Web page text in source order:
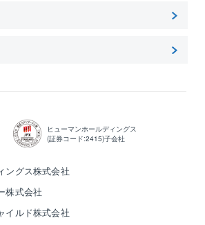
ヒューマンホールディングス
(証券コード:2415)子会社
ングス株式会社
株式会社
イルド株式会社